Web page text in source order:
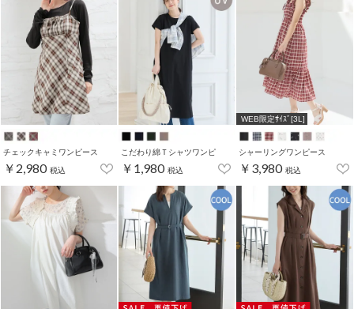
チェックキャミワンピース
￥2,980 税込
こだわり綿Ｔシャツワンピ
￥1,980 税込
WEB限定ｻｲｽﾞ[3L]
シャーリングワンピース
￥3,980 税込